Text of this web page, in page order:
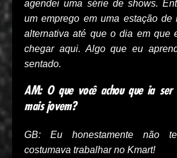
agendei uma série de shows.
um emprego em uma estação de
alternativa até que o dia em que
chegar aqui. Algo que eu
sentado.
AM: O que você achou que ia ser
mais jovem?
GB: Eu honestamente não
costumava trabalhar no Kmart!